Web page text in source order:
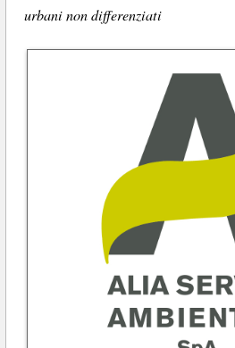
urbani non differenziati